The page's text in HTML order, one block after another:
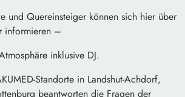
und Quereinsteiger können sich hier über
informieren –
inklusive DJ.
Standorte in Landshut-Achdorf,
beantworten die Fragen der